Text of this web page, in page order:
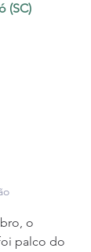
(SC)
o
palco do